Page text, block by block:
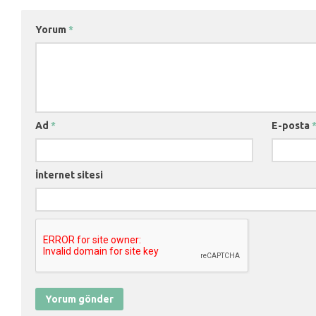
Yorum *
Ad * E-posta *
İnternet sitesi